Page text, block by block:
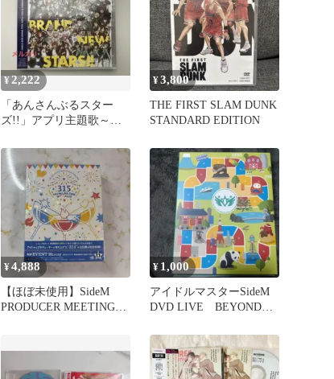
¥2,222
「あんさんぶるスター
ズ!!」アプリ主題歌～
¥3,800
THE FIRST SLAM DUNK
STANDARD EDITION
¥4,888
【ほぼ未使用】SideM
PRODUCER MEETING
¥ 1,000
アイドルマスターSideM
DVD LIVE BEYOND